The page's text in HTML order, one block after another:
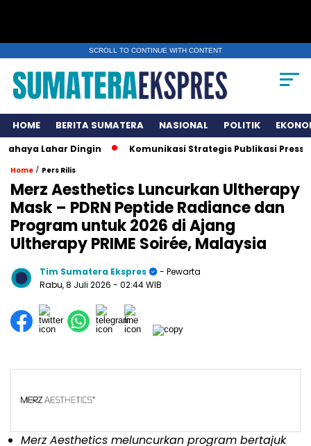
SCROLL TO CONTINUE WITH CONTENT
HOME BERITA SUMATERA NASIONAL POLITIK
Dingin Komunikasi Strategis Publikasi Press Release,
Home / Pers Rilis
Merz Aesthetics Luncurkan Ultherapy
Mask – PDRN Peptide Radiance dan
Program untuk 2026 di Ajang
Ultherapy PRIME Soirée, Malaysia
Tim Sumatera Ekspres
- Pewarta
Rabu, 8 Juli 2026 - 02:44 WIB
Merz Aesthetics meluncurkan program bertajuk